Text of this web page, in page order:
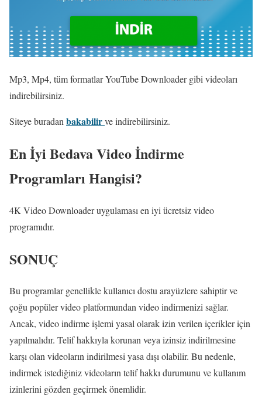
Mp3, Mp4, tüm formatlar YouTube Downloader gibi videoları
indirebilirsiniz.
Siteye buradan bakabilirve indirebilirsiniz.
En İyi Bedava Video İndirme
Programları Hangisi?
4K Video Downloader uygulaması en iyi ücretsiz video
programıdır.
SONUÇ
Bu programlar genellikle kullanıcı dostu arayüzlere sahiptir ve
çoğu popüler video platformundan video indirmenizi sağlar.
Ancak, video indirme işlemi yasal olarak izin verilen içerikler için
yapılmalıdır. Telif hakkıyla korunan veya izinsiz indirilmesine
karşı olan videoların indirilmesi yasa dışı olabilir. Bu nedenle,
indirmek istediğiniz videoların telif hakkı durumunu ve kullanım
izinlerini gözden geçirmek önemlidir.